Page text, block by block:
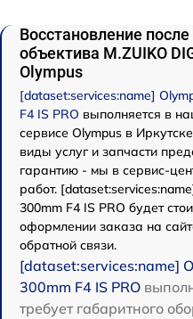
Восстановление
объектива M.ZUIKO
Olympus
[dataset:services:name]
F4 IS PRO выполняется в
сервисе Olympus в
виды услуг и запчасти
гарантию - мы в сервис-
работ.
300mm F4 IS PRO будет
оформлении заказа на
обратной связи.
[dataset:services:name]
300mm F4 IS PRO
требует габаритного